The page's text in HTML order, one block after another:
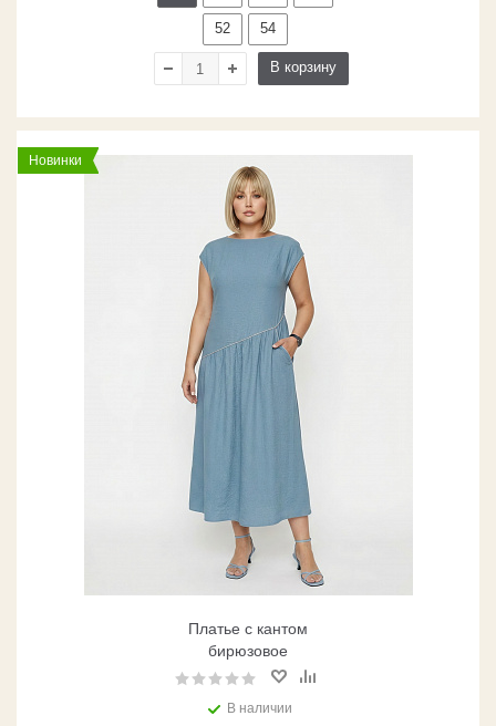
52 54
В корзину
Новинки
Платье с кантом
бирюзовое
В наличии